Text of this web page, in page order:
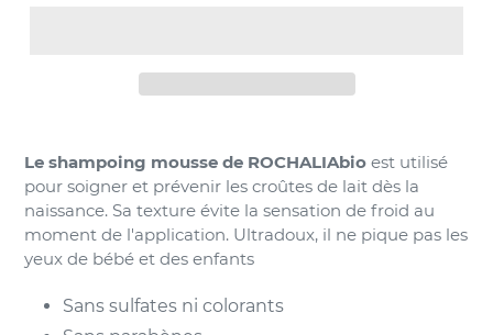
Le shampoing mousse de ROCHALIAbio est utilisé
pour soigner et prévenir les croûtes de lait dès la
naissance. Sa texture évite la sensation de froid au
moment de l'application. Ultradoux, il ne pique pas les
yeux de bébé et des enfants
Sans sulfates ni colorants